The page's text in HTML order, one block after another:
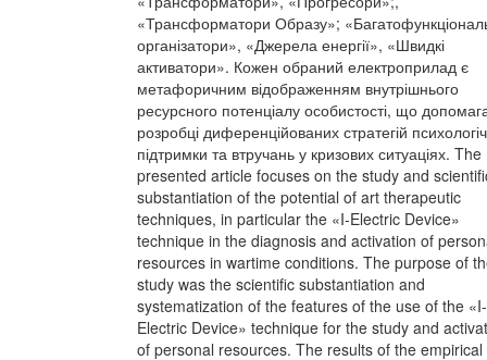
«Трансформатори Образу»;
організатори», «Джерела енергії», «Швидкі
активатори». Кожен обраний електроприлад є
метафоричним відображенням внутрішнього
ресурсного потенціалу особистості, що
розробці диференційованих стратегій
підтримки та втручань у кризових ситуаціях. The
presented article focuses on the study and
substantiation of the potential of art therapeutic
techniques, in particular the «I-Electric Device»
technique in the diagnosis and activation of
resources in wartime conditions. The purpose of
study was the scientific substantiation and
systematization of the features of the use of the «I-
Electric Device» technique for the study and
of personal resources. The results of the empirical